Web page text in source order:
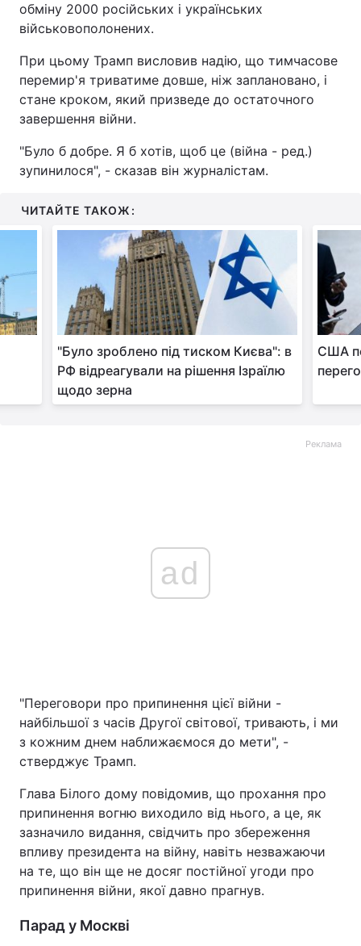
обміну 2000 російських і українських
військовополонених.
При цьому Трамп висловив надію, що тимчасове
перемир'я триватиме довше, ніж заплановано, і
стане кроком, який призведе до остаточного
завершення війни.
"Було б добре. Я б хотів, щоб це (війна - ред.)
зупинилося", - сказав він журналістам.
ЧИТАЙТЕ ТАКОЖ:
"Було зроблено під тиском Києва": в
РФ відреагували на рішення Ізраїлю
щодо зерна
США
Реклама
ad
"Переговори про припинення цієї війни -
найбільшої з часів Другої світової, тривають, і ми
з кожним днем наближаємося до мети", -
стверджує Трамп.
Глава Білого дому повідомив, що прохання про
припинення вогню виходило від нього, а це, як
зазначило видання, свідчить про збереження
впливу президента на війну, навіть незважаючи
на те, що він ще не досяг постійної угоди про
припинення війни, якої давно прагнув.
Парад у Москві